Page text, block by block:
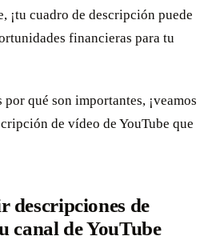
¡tu cuadro de descripción puede
financieras para tu
por qué son importantes, ¡veamos
de vídeo de YouTube que
descripciones de
canal de YouTube